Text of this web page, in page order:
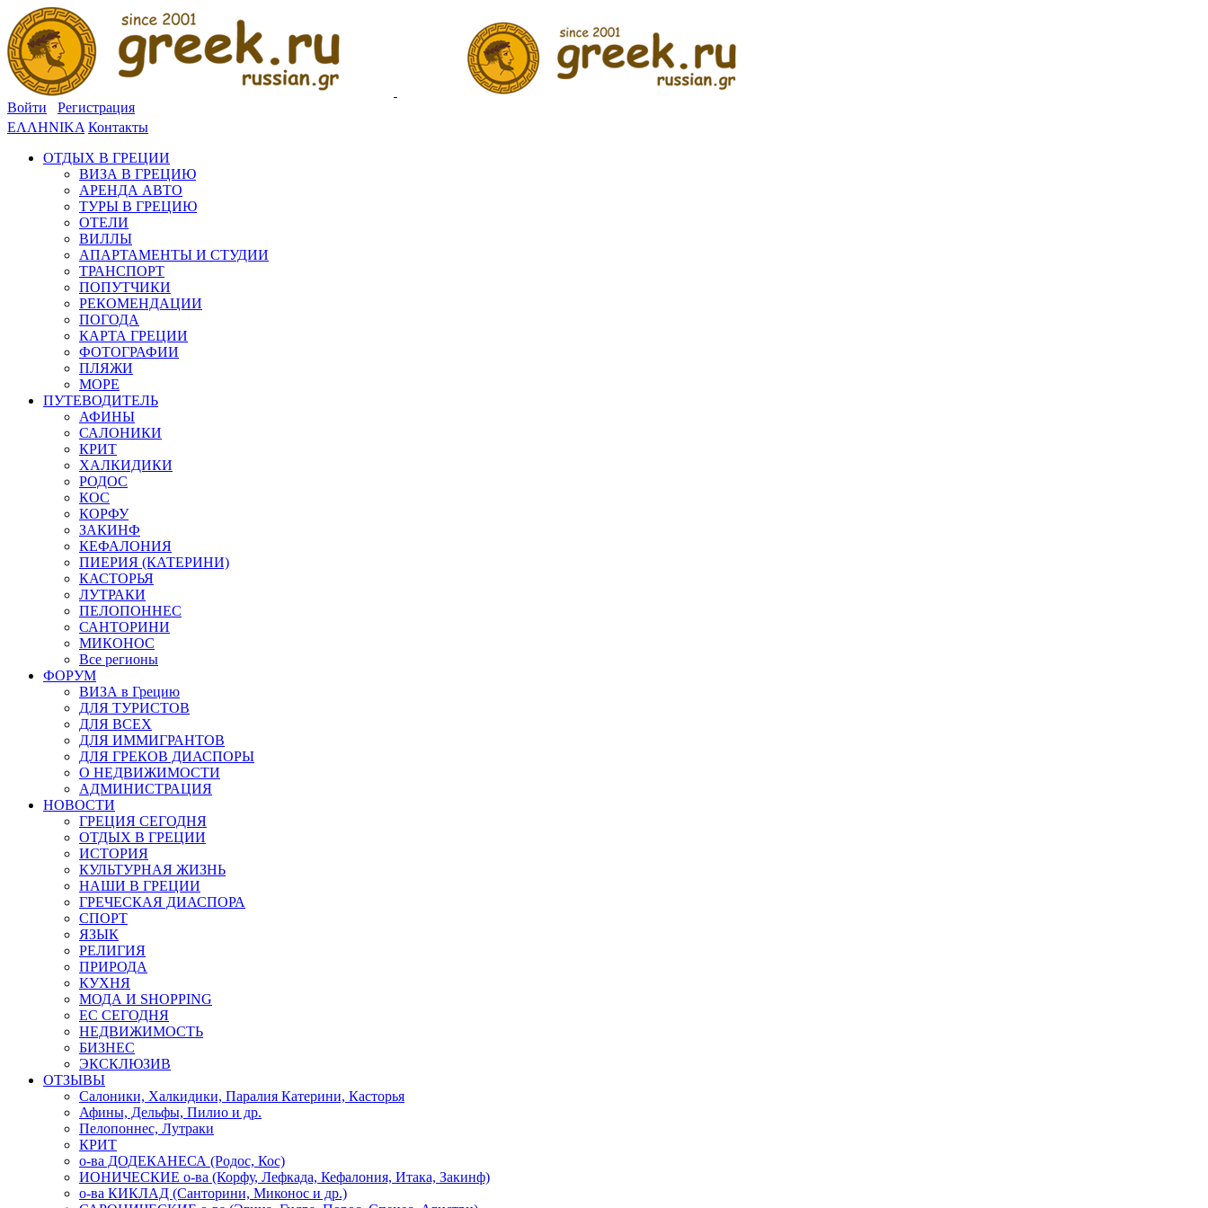
Войти
Регистрация
ΕΛΛΗΝΙΚΑ Контакты
ОТДЫХ В ГРЕЦИИ
ВИЗА В ГРЕЦИЮ
АРЕНДА АВТО
ТУРЫ В ГРЕЦИЮ
ОТЕЛИ
ВИЛЛЫ
АПАРТАМЕНТЫ И СТУДИИ
ТРАНСПОРТ
ПОПУТЧИКИ
РЕКОМЕНДАЦИИ
ПОГОДА
КАРТА ГРЕЦИИ
ФОТОГРАФИИ
ПЛЯЖИ
МОРЕ
ПУТЕВОДИТЕЛЬ
АФИНЫ
САЛОНИКИ
КРИТ
ХАЛКИДИКИ
РОДОС
КОС
КОРФУ
ЗАКИНФ
КЕФАЛОНИЯ
ПИЕРИЯ (КАТЕРИНИ)
КАСТОРЬЯ
ЛУТРАКИ
ПЕЛОПОННЕС
САНТОРИНИ
МИКОНОС
Все регионы
ФОРУМ
ВИЗА в Грецию
ДЛЯ ТУРИСТОВ
ДЛЯ ВСЕХ
ДЛЯ ИММИГРАНТОВ
ДЛЯ ГРЕКОВ ДИАСПОРЫ
О НЕДВИЖИМОСТИ
АДМИНИСТРАЦИЯ
НОВОСТИ
ГРЕЦИЯ СЕГОДНЯ
ОТДЫХ В ГРЕЦИИ
ИСТОРИЯ
КУЛЬТУРНАЯ ЖИЗНЬ
НАШИ В ГРЕЦИИ
ГРЕЧЕСКАЯ ДИАСПОРА
СПОРТ
ЯЗЫК
РЕЛИГИЯ
ПРИРОДА
КУХНЯ
МОДА И SHOPPING
ЕС СЕГОДНЯ
НЕДВИЖИМОСТЬ
БИЗНЕС
ЭКСКЛЮЗИВ
ОТЗЫВЫ
Салоники, Халкидики, Паралия Катерини, Касторья
Афины, Дельфы, Пилио и др.
Пелопоннес, Лутраки
КРИТ
о-ва ДОДЕКАНЕСА (Родос, Кос)
ИОНИЧЕСКИЕ о-ва (Корфу, Лефкада, Кефалония, Итака, Закинф)
о-ва КИКЛАД (Санторини, Миконос и др.)